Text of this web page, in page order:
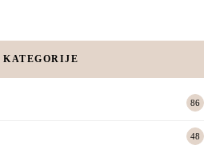
KATEGORIJE
86
48